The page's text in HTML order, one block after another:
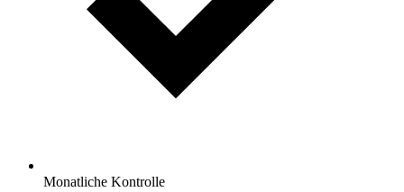
Monatliche Kontrolle